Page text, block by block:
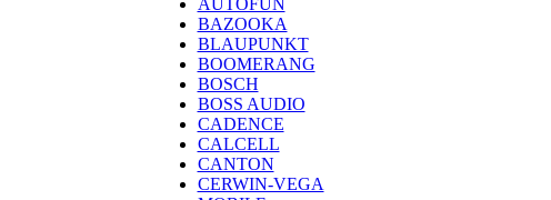
BAZOOKA
BLAUPUNKT
BOOMERANG
BOSCH
BOSS AUDIO
CADENCE
CALCELL
CANTON
CERWIN-VEGA